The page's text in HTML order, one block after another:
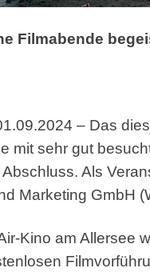
Filmabende
– Das
mit sehr gut
Als
Marketing GmbH
Kino am Allersee